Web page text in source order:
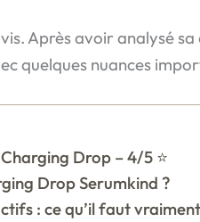
Après avoir analysé
quelques nuances
Drop – 4/5 ⭐
Drop Serumkind ?
: ce qu’il faut